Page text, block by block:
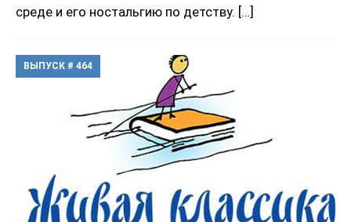
среде и его ностальгию по детству. […]
ВЫПУСК # 464